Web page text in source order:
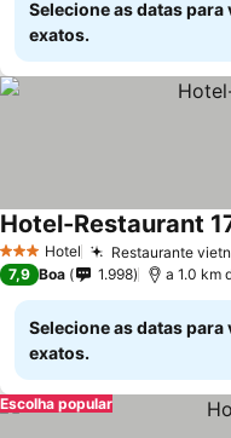
Selecione as datas para
exatos.
3 EstrelasHotel Restaurante
Hotel-Restaurant
7,9 Boa 1.998 a 1.0 km
Selecione as datas para
exatos.
Escolha popular